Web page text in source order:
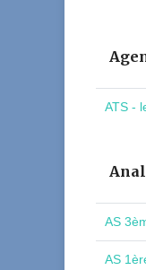
ATS -
AS
AS